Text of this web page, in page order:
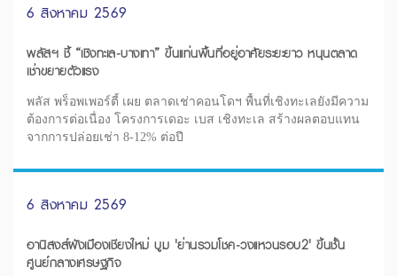
6 สิงหาคม 2569
พลัสฯ ชี้ “เชิงทะเล-บางเทา” ขึ้นแท่นพื้นที่อยู่อาศัยระยะยาว หนุนตลาด
เช่าขยายตัวแรง
พลัส พร็อพเพอร์ตี้ เผย ตลาดเช่าคอนโดฯ พื้นที่เชิงทะเลยังมีความ
ต้องการต่อเนื่อง โครงการเดอะ เบส เชิงทะเล สร้างผลตอบแทน
จากการปล่อยเช่า 8-12% ต่อปี
6 สิงหาคม 2569
อานิสงส์ผังเมืองเชียงใหม่ บูม 'ย่านรวมโชค-วงแหวนรอบ2' ขึ้นชั้น
ศูนย์กลางเศรษฐกิจ